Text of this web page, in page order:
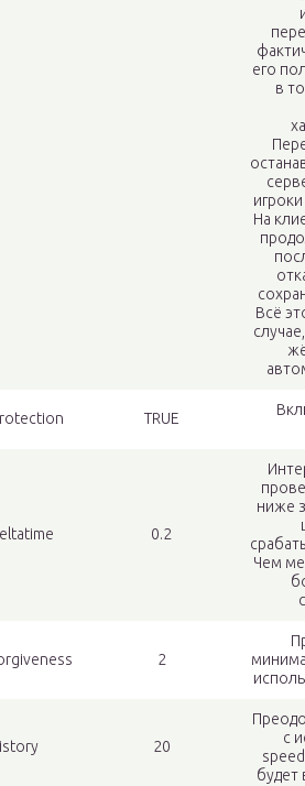
его
в
На
Всё
TRUE
0.2
ниже
Чем
2
20
с
будет